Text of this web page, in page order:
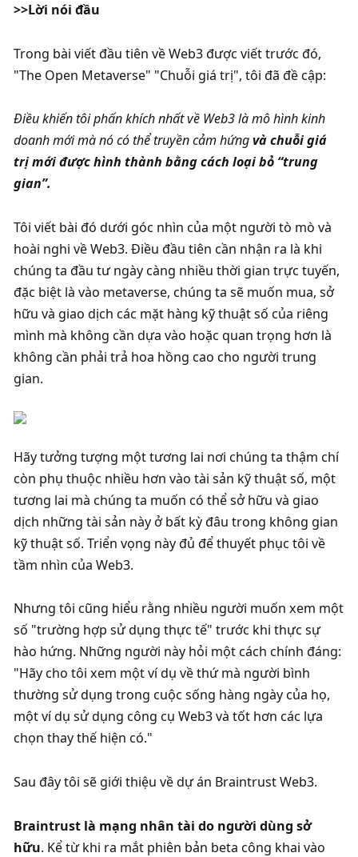
>>Lời nói đầu
Trong bài viết đầu tiên về Web3 được viết trước đó,
"The Open Metaverse" "Chuỗi giá trị", tôi đã đề cập:
Điều khiến tôi phấn khích nhất về Web3 là mô hình kinh
doanh mới mà nó có thể truyền cảm hứng và chuỗi giá
trị mới được hình thành bằng cách loại bỏ “trung
gian”.
Tôi viết bài đó dưới góc nhìn của một người tò mò và
hoài nghi về Web3. Điều đầu tiên cần nhận ra là khi
chúng ta đầu tư ngày càng nhiều thời gian trực tuyến,
đặc biệt là vào metaverse, chúng ta sẽ muốn mua, sở
hữu và giao dịch các mặt hàng kỹ thuật số của riêng
mình mà không cần dựa vào hoặc quan trọng hơn là
không cần phải trả hoa hồng cao cho người trung
gian.
Hãy tưởng tượng một tương lai nơi chúng ta thậm chí
còn phụ thuộc nhiều hơn vào tài sản kỹ thuật số, một
tương lai mà chúng ta muốn có thể sở hữu và giao
dịch những tài sản này ở bất kỳ đâu trong không gian
kỹ thuật số. Triển vọng này đủ để thuyết phục tôi về
tầm nhìn của Web3.
Nhưng tôi cũng hiểu rằng nhiều người muốn xem một
số "trường hợp sử dụng thực tế" trước khi thực sự
hào hứng. Những người này hỏi một cách chính đáng:
"Hãy cho tôi xem một ví dụ về thứ mà người bình
thường sử dụng trong cuộc sống hàng ngày của họ,
một ví dụ sử dụng công cụ Web3 và tốt hơn các lựa
chọn thay thế hiện có."
Sau đây tôi sẽ giới thiệu về dự án Braintrust Web3.
Braintrust là mạng nhân tài do người dùng sở
hữu. Kể từ khi ra mắt phiên bản beta công khai vào